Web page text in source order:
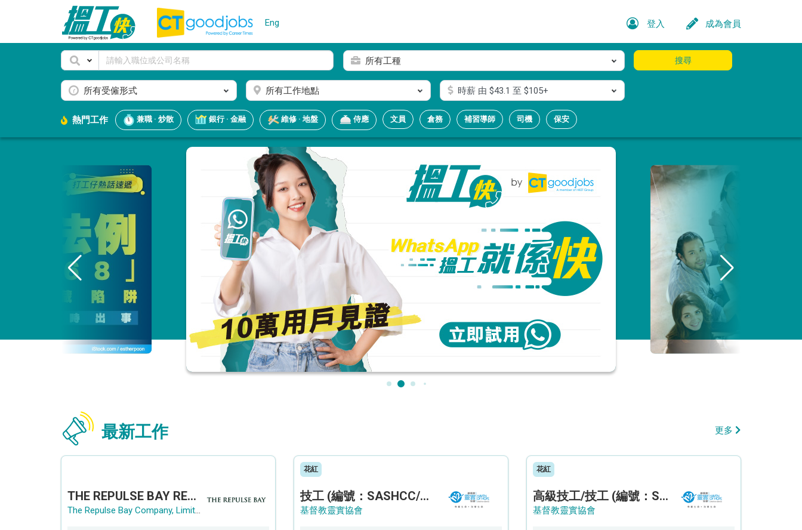
Eng 登入 成為會員
所有工種
所有受僱形式 所有工作地點 時薪由 $43.1 至 $105+
搜尋
熱門工作 兼職 · 炒散 銀行 · 金融 維修 · 地盤 侍應 文員 倉務 補習導師 司機 保安
最新工作 更多
THE REPULSE BAY RECRUITMENT DAY 淺水灣影灣園人才招聘會
The Repulse Bay Company, Limited
花紅
技工 (編號：SASHCC/A/CTE)
基督教靈實協會
花紅
高級技工/技工 (編號：SSO/FM/A/CTE)
基督教靈實協會